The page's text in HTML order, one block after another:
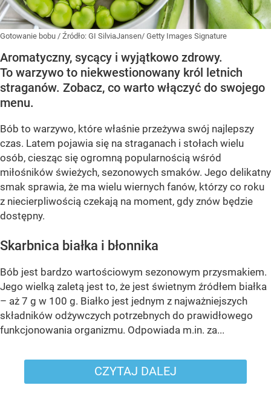
Gotowanie bobu / Źródło: GI SilviaJansen/ Getty Images Signature
Aromatyczny, sycący i wyjątkowo zdrowy.
To warzywo to niekwestionowany król letnich
straganów. Zobacz, co warto włączyć do swojego
menu.
Bób to warzywo, które właśnie przeżywa swój najlepszy
czas. Latem pojawia się na straganach i stołach wielu
osób, ciesząc się ogromną popularnością wśród
miłośników świeżych, sezonowych smaków. Jego delikatny
smak sprawia, że ma wielu wiernych fanów, którzy co roku
z niecierpliwością czekają na moment, gdy znów będzie
dostępny.
Skarbnica białka i błonnika
Bób jest bardzo wartościowym sezonowym przysmakiem.
Jego wielką zaletą jest to, że jest świetnym źródłem białka
– aż 7 g w 100 g. Białko jest jednym z najważniejszych
składników odżywczych potrzebnych do prawidłowego
funkcjonowania organizmu. Odpowiada m.in. za...
CZYTAJ DALEJ